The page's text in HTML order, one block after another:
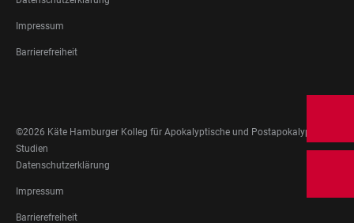
LEGAL
Impressum
Barrierefreiheit
MEDIA
©2026 Käte Hamburger Kolleg für Apokalyptische und Postapokalyptische
Studien
FOOTER
LEGAL
Datenschutzerklärung
Impressum
Barrierefreiheit